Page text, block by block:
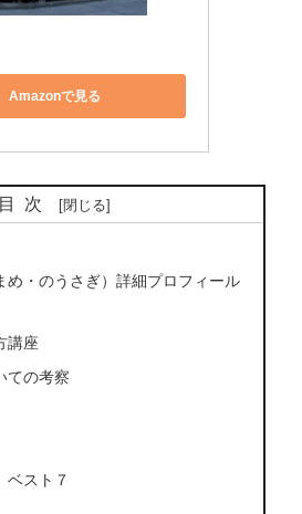
Amazonで見る
目次
・のうさぎ）詳細プロフィール
講座
ての考察
スト７